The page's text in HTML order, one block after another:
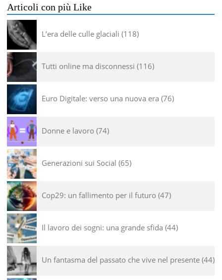
Articoli con più Like
L’era delle culle glaciali 118
Tutti online ma disconnessi 116
Euro Digitale: verso una nuova era 76
Donne e lavoro 74
Generazioni sui Social 65
Cop29: un fallimento per il futuro 47
Il lavoro dei sogni: una grande sfida 44
Un fantasma del passato che vive nel presente 44